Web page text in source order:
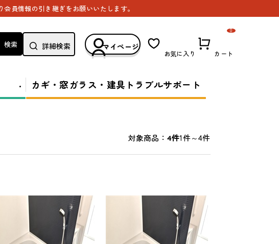
員情報の引き継ぎをお願いいたします。
検索 詳細検索 マイページ
お気に入り カート
0
カギ・窓ガラス・建具トラブルサポート
対象商品： 4件1件～4件